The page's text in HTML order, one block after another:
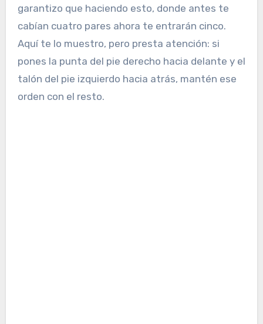
garantizo que haciendo esto, donde antes te
cabían cuatro pares ahora te entrarán cinco.
Aquí te lo muestro, pero presta atención: si
pones la punta del pie derecho hacia delante y el
talón del pie izquierdo hacia atrás, mantén ese
orden con el resto.